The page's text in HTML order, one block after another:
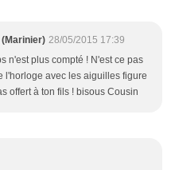
(Marinier) 28/05/2015 17:39
n'est plus compté ! N'est ce pas
l'horloge avec les aiguilles figure
offert à ton fils ! bisous Cousin